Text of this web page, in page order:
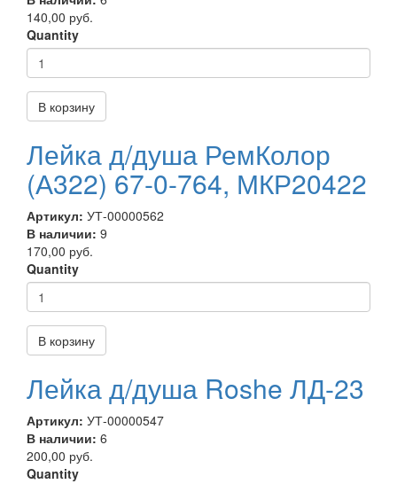
140,00 руб.
Quantity
В корзину
Лейка д/душа РемКолор
(А322) 67-0-764, МКР20422
Артикул: УТ-00000562
В наличии: 9
170,00 руб.
Quantity
В корзину
Лейка д/душа Roshe ЛД-23
Артикул: УТ-00000547
В наличии: 6
200,00 руб.
Quantity